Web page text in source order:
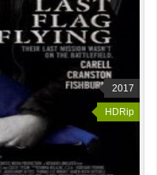
2017
HDRip